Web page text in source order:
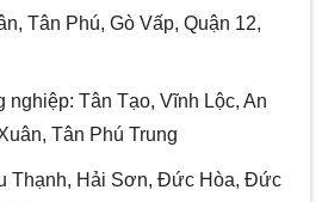
Tân Phú, Gò Vấp, Quận 12,
nghiệp: Tân Tạo, Vĩnh Lộc, An
Tân Phú Trung
Thạnh, Hải Sơn, Đức Hòa, Đức